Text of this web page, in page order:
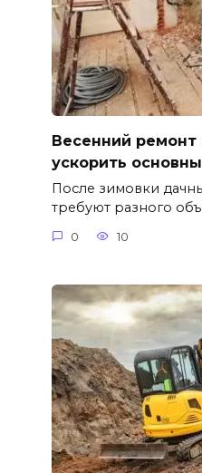
Весенний ремонт
ускорить
После зимовки
требуют разного
0 10